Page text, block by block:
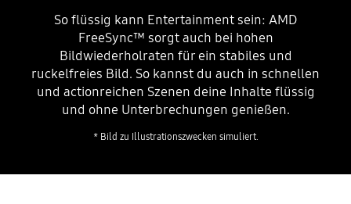
So flüssig kann Entertainment sein: AMD
FreeSync™ sorgt auch bei hohen
Bildwiederholraten für ein stabiles und
ruckelfreies Bild. So kannst du auch in schnellen
und actionreichen Szenen deine Inhalte flüssig
und ohne Unterbrechungen genießen.
* Bild zu Illustrationszwecken simuliert.